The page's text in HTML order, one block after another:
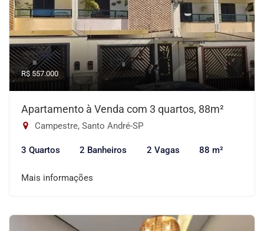
R$ 557.000
Apartamento à Venda com 3 quartos, 88m²
Campestre, Santo André-SP
3 Quartos 2 Banheiros 2 Vagas 88 m²
Mais informações